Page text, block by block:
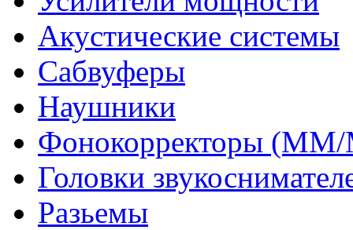
Акустические системы
Сабвуферы
Наушники
Фонокорректоры
Головки
Разьемы